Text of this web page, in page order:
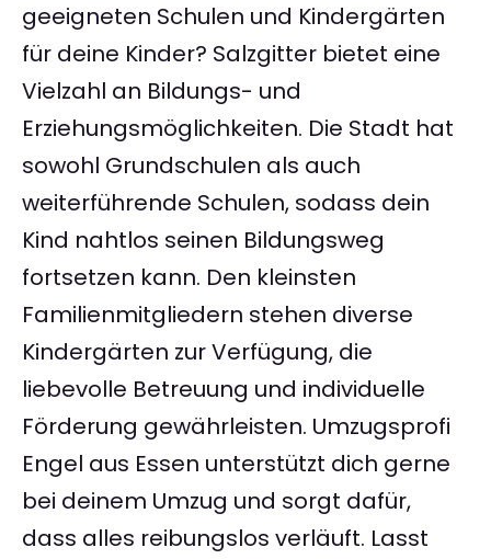
geeigneten Schulen und Kindergärten
für deine Kinder? Salzgitter bietet eine
Vielzahl an Bildungs- und
Erziehungsmöglichkeiten. Die Stadt hat
sowohl Grundschulen als auch
weiterführende Schulen, sodass dein
Kind nahtlos seinen Bildungsweg
fortsetzen kann. Den kleinsten
Familienmitgliedern stehen diverse
Kindergärten zur Verfügung, die
liebevolle Betreuung und individuelle
Förderung gewährleisten. Umzugsprofi
Engel aus Essen unterstützt dich gerne
bei deinem Umzug und sorgt dafür,
dass alles reibungslos verläuft. Lasst